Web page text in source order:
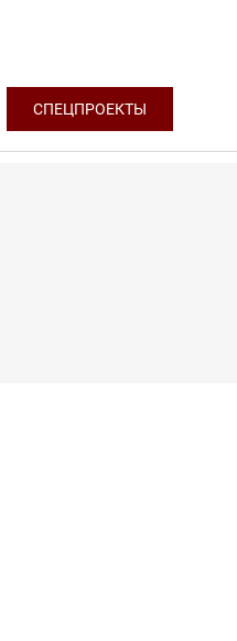
СПЕЦПРОЕКТЫ